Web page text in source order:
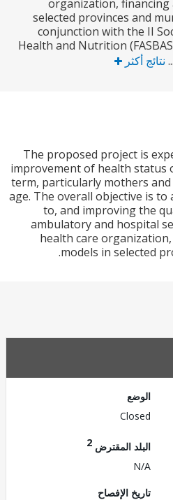
organization,
selected provinces
conjunction with
Health and Nutrition
The proposed
improvement of health
term, particularly
age. The overall
to, and
ambulatory and
health care
models in
المقترض
الإفصاح